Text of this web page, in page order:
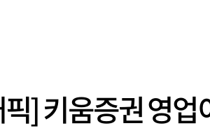
] 키움증권 영업